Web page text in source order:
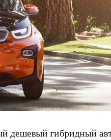
дешевый гибридный